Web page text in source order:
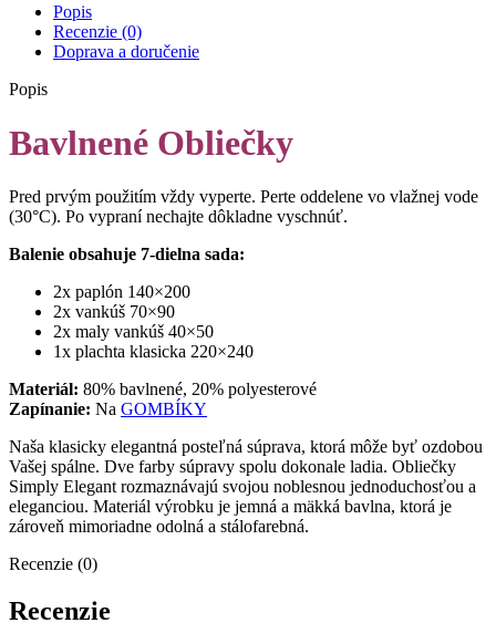
Popis
Recenzie (0)
Doprava a doručenie
Popis
Bavlnené Obliečky
Pred prvým použitím vždy vyperte. Perte oddelene vo vlažnej vode
(30°C). Po vypraní nechajte dôkladne vyschnúť.
Balenie obsahuje 7-dielna sada:
2x paplón 140×200
2x vankúš 70×90
2x maly vankúš 40×50
1x plachta klasicka 220×240
Materiál: 80% bavlnené, 20% polyesterové
Zapínanie: Na GOMBÍKY
Naša klasicky elegantná posteľná súprava, ktorá môže byť ozdobou
Vašej spálne. Dve farby súpravy spolu dokonale ladia. Obliečky
Simply Elegant rozmaznávajú svojou noblesnou jednoduchosťou a
eleganciou. Materiál výrobku je jemná a mäkká bavlna, ktorá je
zároveň mimoriadne odolná a stálofarebná.
Recenzie (0)
Recenzie